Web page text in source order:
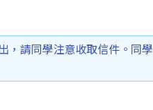
，請同學注意收取信件。同學